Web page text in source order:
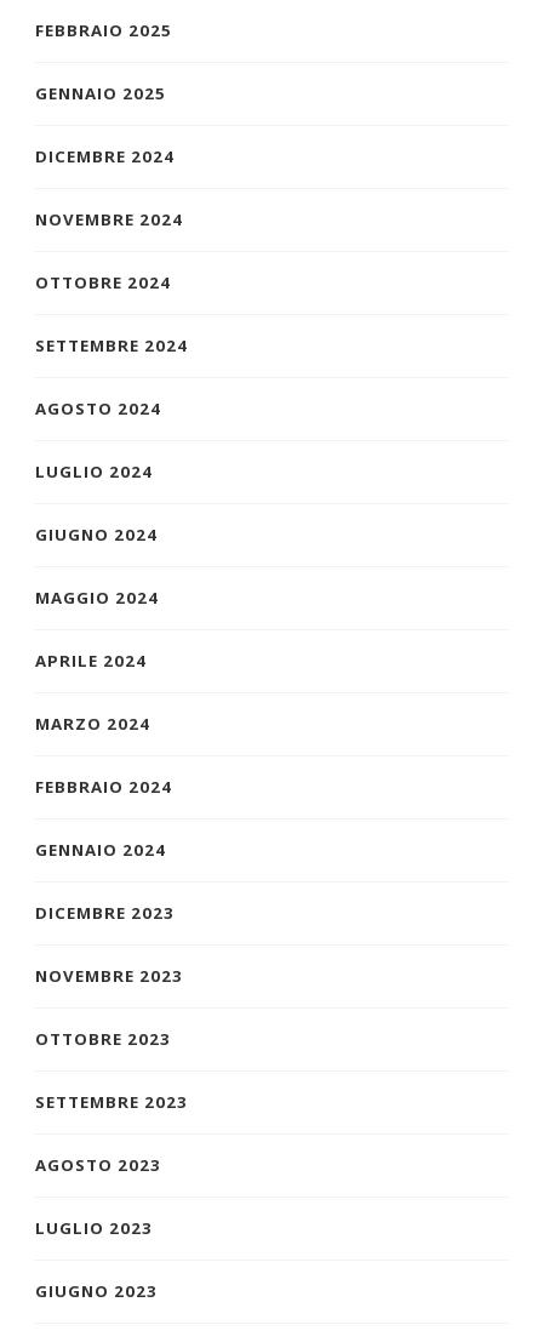
FEBBRAIO 2025
GENNAIO 2025
DICEMBRE 2024
NOVEMBRE 2024
OTTOBRE 2024
SETTEMBRE 2024
AGOSTO 2024
LUGLIO 2024
GIUGNO 2024
MAGGIO 2024
APRILE 2024
MARZO 2024
FEBBRAIO 2024
GENNAIO 2024
DICEMBRE 2023
NOVEMBRE 2023
OTTOBRE 2023
SETTEMBRE 2023
AGOSTO 2023
LUGLIO 2023
GIUGNO 2023